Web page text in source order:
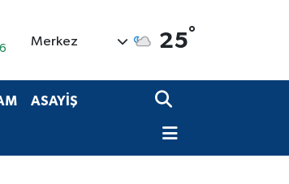
Merkez 25°
ASAYİŞ